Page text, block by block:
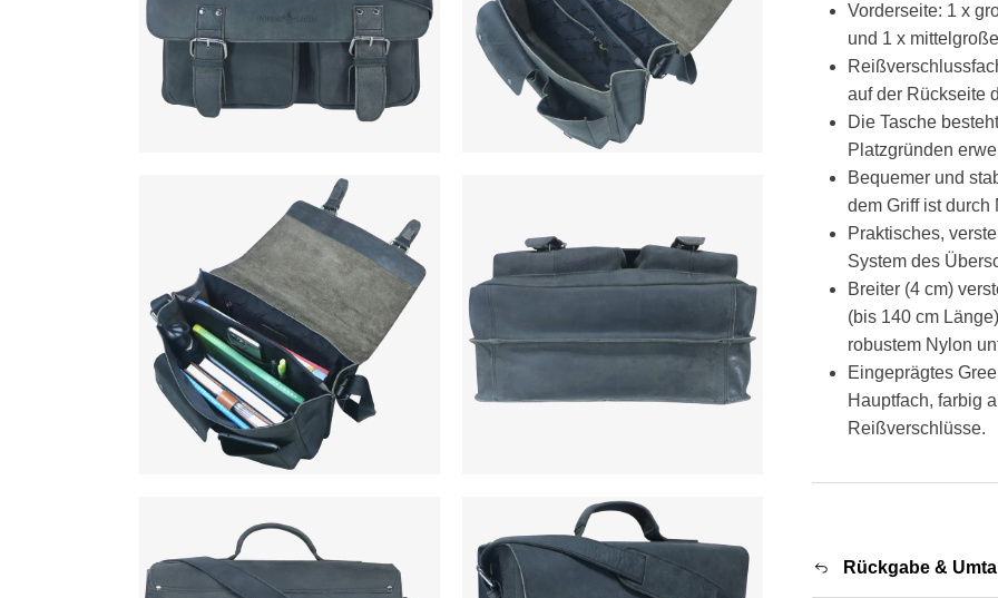
Vorderseite: 1 x
und 1 x
auf der Rückseite
Die Tasche
Platzgründen
Bequemer und
dem Griff ist durch
Praktisches,
System des
Breiter (4 cm)
(bis 140 cm
robustem Nylon
Eingeprägtes
Hauptfach, farbig
Reißverschlüsse.
Rückgabe &